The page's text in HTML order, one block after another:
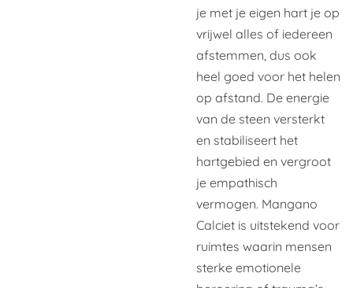
je met je eigen hart je op
vrijwel alles of iedereen
afstemmen, dus ook
heel goed voor het helen
op afstand. De energie
van de steen versterkt
en stabiliseert het
hartgebied en vergroot
je empathisch
vermogen. Mangano
Calciet is uitstekend voor
ruimtes waarin mensen
sterke emotionele